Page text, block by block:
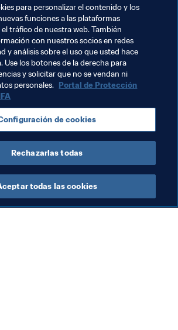
Burkina Faso Cameroon
Ghana Guinea
Nigeria Senegal Sudáfrica
CAF
para personalizar el contenido y los
funciones a las plataformas
el tráfico de nuestra web. También
con nuestros socios en redes
y análisis sobre el uso que usted hace
Use los botones de la derecha para
y solicitar que no se vendan ni
personales. Portal de Protección
de cookies
Rechazarlas todas
todas las cookies